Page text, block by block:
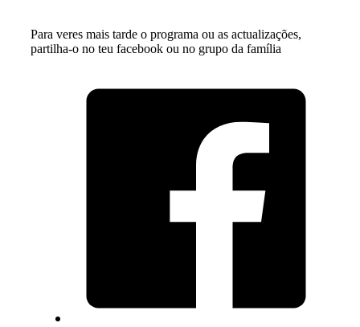
Para veres mais tarde o programa ou as actualizações,
partilha-o no teu facebook ou no grupo da família